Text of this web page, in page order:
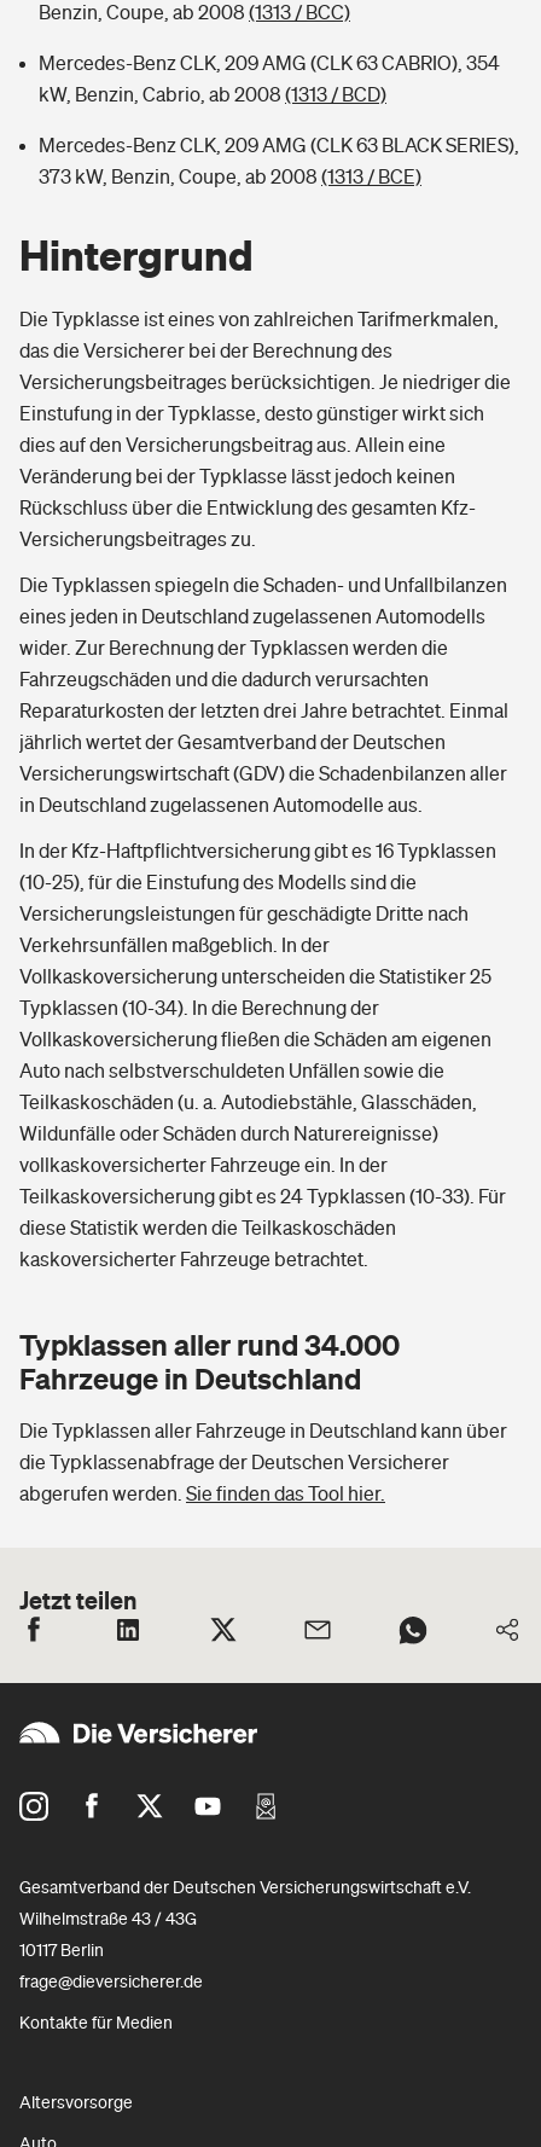
Benzin, Coupe, ab 2008 (1313 / BCC)
Mercedes-Benz CLK, 209 AMG (CLK 63 CABRIO), 354
kW, Benzin, Cabrio, ab 2008 (1313 / BCD)
Mercedes-Benz CLK, 209 AMG (CLK 63 BLACK SERIES),
373 kW, Benzin, Coupe, ab 2008 (1313 / BCE)
Hintergrund
Die Typklasse ist eines von zahlreichen Tarifmerkmalen,
das die Versicherer bei der Berechnung des
Versicherungsbeitrages berücksichtigen. Je niedriger die
Einstufung in der Typklasse, desto günstiger wirkt sich
dies auf den Versicherungsbeitrag aus. Allein eine
Veränderung bei der Typklasse lässt jedoch keinen
Rückschluss über die Entwicklung des gesamten Kfz-
Versicherungsbeitrages zu.
Die Typklassen spiegeln die Schaden- und Unfallbilanzen
eines jeden in Deutschland zugelassenen Automodells
wider. Zur Berechnung der Typklassen werden die
Fahrzeugschäden und die dadurch verursachten
Reparaturkosten der letzten drei Jahre betrachtet. Einmal
jährlich wertet der Gesamtverband der Deutschen
Versicherungswirtschaft (GDV) die Schadenbilanzen aller
in Deutschland zugelassenen Automodelle aus.
In der Kfz-Haftpflichtversicherung gibt es 16 Typklassen
(10-25), für die Einstufung des Modells sind die
Versicherungsleistungen für geschädigte Dritte nach
Verkehrsunfällen maßgeblich. In der
Vollkaskoversicherung unterscheiden die Statistiker 25
Typklassen (10-34). In die Berechnung der
Vollkaskoversicherung fließen die Schäden am eigenen
Auto nach selbstverschuldeten Unfällen sowie die
Teilkaskoschäden (u. a. Autodiebstähle, Glasschäden,
Wildunfälle oder Schäden durch Naturereignisse)
vollkaskoversicherter Fahrzeuge ein. In der
Teilkaskoversicherung gibt es 24 Typklassen (10-33). Für
diese Statistik werden die Teilkaskoschäden
kaskoversicherter Fahrzeuge betrachtet.
Typklassen aller rund 34.000
Fahrzeuge in Deutschland
Die Typklassen aller Fahrzeuge in Deutschland kann über
die Typklassenabfrage der Deutschen Versicherer
abgerufen werden. Sie finden das Tool hier.
Jetzt teilen
Gesamtverband der Deutschen Versicherungswirtschaft e.V.
Wilhelmstraße 43 / 43G
10117 Berlin
frage@dieversicherer.de
Kontakte für Medien
Altersvorsorge